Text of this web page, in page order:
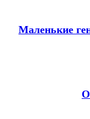
Маленькие
О